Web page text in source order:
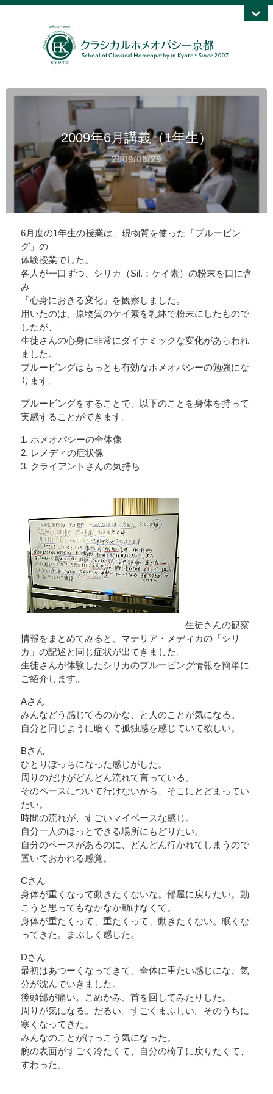
2009年6月講義（1年生）
2009/06/29
6月度の1年生の授業は、現物質を使った「プルービン
グ」の
体験授業でした。
各人が一口ずつ、シリカ（Sil.：ケイ素）の粉末を口に含
み
「心身におきる変化」を観察しました。
用いたのは、原物質のケイ素を乳鉢で粉末にしたもので
したが、
生徒さんの心身に非常にダイナミックな変化があらわれ
ました。
プルービングはもっとも有効なホメオパシーの勉強にな
ります。
プルービングをすることで、以下のことを身体を持って
実感することができます。
1. ホメオパシーの全体像
2. レメディの症状像
3. クライアントさんの気持ち
生徒さんの観察
情報をまとめてみると、マテリア・メディカの「シリ
カ」の記述と同じ症状が出てきました。
生徒さんが体験したシリカのプルービング情報を簡単に
ご紹介します。
Aさん
みんなどう感じてるのかな、と人のことが気になる。
自分と同じように暗くて孤独感を感じていて欲しい。
Bさん
ひとりぼっちになった感じがした。
周りのだけがどんどん流れて言っている。
そのペースについて行けないから、そこにとどまってい
たい。
時間の流れが、すごいマイペースな感じ。
自分一人のほっとできる場所にもどりたい。
自分のペースがあるのに、どんどん行かれてしまうので
置いておかれる感覚。
Cさん
身体が重くなって動きたくないな。部屋に戻りたい。動
こうと思ってもなかなか動けなくて。
身体が重たくって、重たくって、動きたくない。眠くな
ってきた。まぶしく感じた。
Dさん
最初はあつーくなってきて、全体に重たい感じにな、気
分が沈んでいきました。
後頭部が痛い。こめかみ、首を回してみたりした。
周りが気になる。だるい。すごくまぶしい。そのうちに
寒くなってきた。
みんなのことがけっこう気になった。
腕の表面がすごく冷たくて、自分の椅子に戻りたくて、
すわった。